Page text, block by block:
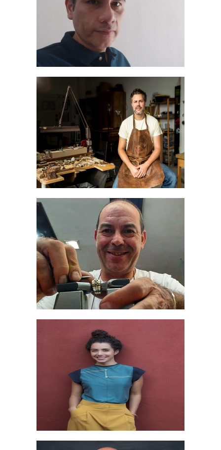
No mostrar este popup la siguiente vez